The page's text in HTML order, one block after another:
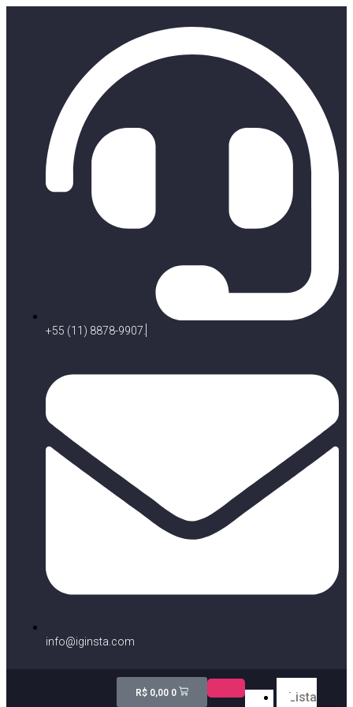
+55 (11) 8878-9907.
info@iginsta.com
R$0,00 0
Lista